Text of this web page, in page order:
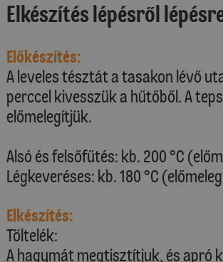
Elkészítés lépésről
Előkészítés:
A leveles tésztát a tasakon lévő
perccel kivesszük a hűtőből. A
előmelegítjük.
Alsó és felsőfűtés: kb. 200 °C
Légkeveréses: kb. 180 °C
Elkészítés:
Töltelék:
A hagymát megtisztítjuk, és apró